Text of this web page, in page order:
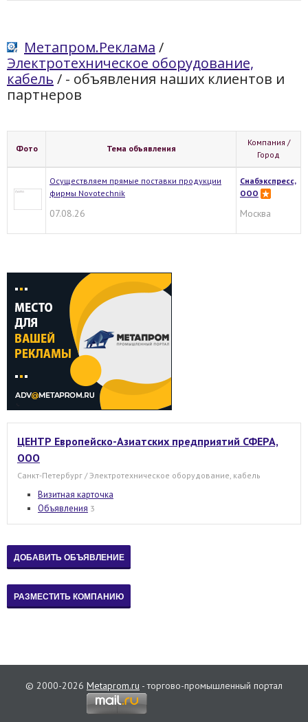
Метапром.Реклама /
Электротехническое оборудование,
кабель / - объявления наших клиентов и
партнеров
Фото Тема объявления
Компания /
Город
Осуществляем прямые поставки продукции
фирмы Novotechnik
07.08.26
Снабэкспресс,
ООО
Москва
ЦЕНТР Европейско-Азиатских предприятий СФЕРА,
ООО
Санкт-Петербург / Электротехническое оборудование, кабель
Визитная карточка
Объявления 3
© 2000-2026 Metaprom.ru - торгово-промышленный портал